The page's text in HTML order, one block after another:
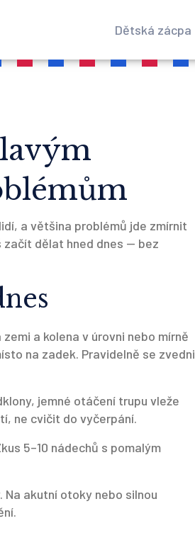
Dětská zácpa
a většina problémů jde zmírnit
začít dělat hned dnes — bez
a kolena v úrovni nebo mírně
na zadek. Pravidelně se zvedni
jemné otáčení trupu vleže
ne cvičit do vyčerpání.
5–10 nádechů s pomalým
akutní otoky nebo silnou